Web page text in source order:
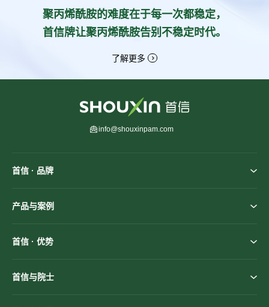
聚丙烯酰胺的难度在于每一次都稳定，
首信牌让聚丙烯酰胺告别不稳定时代。
了解更多
info@shouxinpam.com
首信 · 品牌
产品与案例
首信 · 优势
首信与院士